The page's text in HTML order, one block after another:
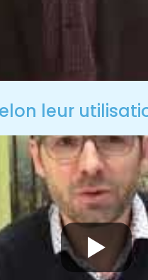
leur